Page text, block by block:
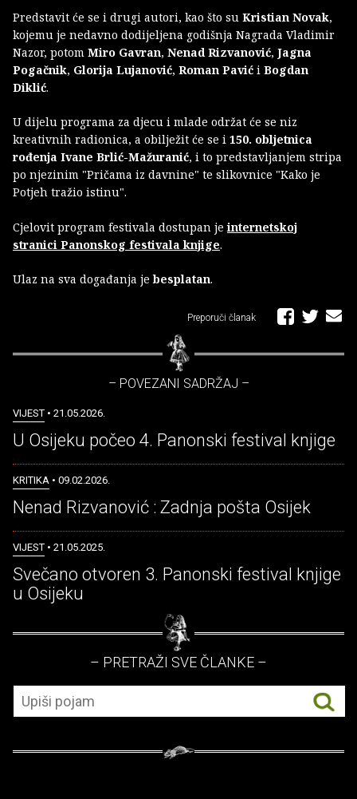
Predstavit će se i drugi autori, kao što su Kristian Novak,
kojemu je nedavno dodijeljena godišnja Nagrada Vladimir
Nazor, potom Miro Gavran, Nenad Rizvanović, Jagna
Pogačnik, Glorija Lujanović, Roman Pavić i Bogdan
Diklić.
U dijelu programa za djecu i mlade održat će se niz
kreativnih radionica, a obilježit će se i 150. obljetnica
rođenja Ivane Brlić-Mažuranić, i to predstavljanjem stripa
po njezinim "Pričama iz davnine" te slikovnice "Kako je
Potjeh tražio istinu".
Cjelovit program festivala dostupan jeinternetskoj
stranici Panonskog festivala knjige.
Ulaz na sva događanja jebesplatan.
Preporuči članak
– POVEZANI SADRŽAJ –
VIJEST • 21.05.2026.
U Osijeku počeo 4. Panonski festival knjige
KRITIKA • 09.02.2026.
Nenad Rizvanović : Zadnja pošta Osijek
VIJEST • 21.05.2025.
Svečano otvoren 3. Panonski festival knjige
u Osijeku
– PRETRAŽI SVE ČLANKE –